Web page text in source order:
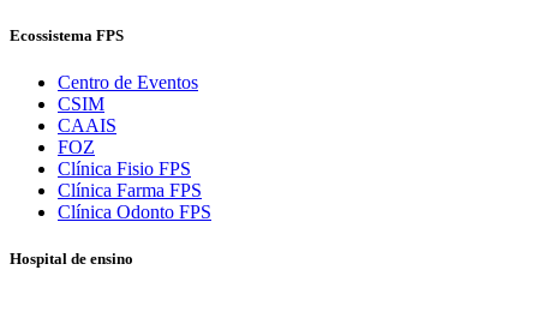
Ecossistema FPS
Centro de Eventos
CSIM
CAAIS
FOZ
Clínica Fisio FPS
Clínica Farma FPS
Clínica Odonto FPS
Hospital de ensino